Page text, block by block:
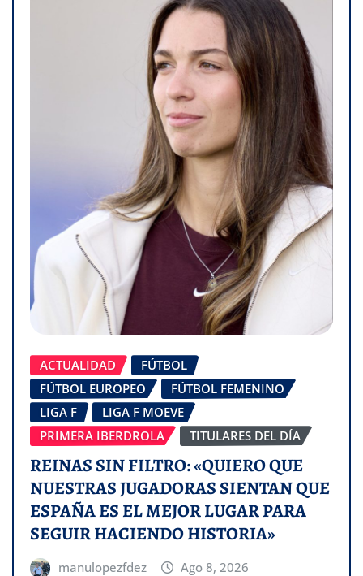
ACTUALIDAD
FÚTBOL
FÚTBOL EUROPEO
FÚTBOL FEMENINO
LIGA F
LIGA F MOEVE
PRIMERA IBERDROLA
TITULARES DEL DÍA
REINAS SIN FILTRO: «QUIERO QUE
NUESTRAS JUGADORAS SIENTAN QUE
ESPAÑA ES EL MEJOR LUGAR PARA
SEGUIR HACIENDO HISTORIA»
manulopezfdez Ago 8, 2026